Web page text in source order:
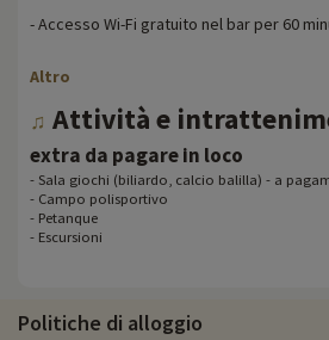
- Accesso Wi-Fi gratuito nel bar per 60
Altro
♫ Attività e
extra da pagare in loco
- Sala giochi (biliardo, calcio balilla) - a
- Campo polisportivo
- Petanque
- Escursioni
Politiche di alloggio